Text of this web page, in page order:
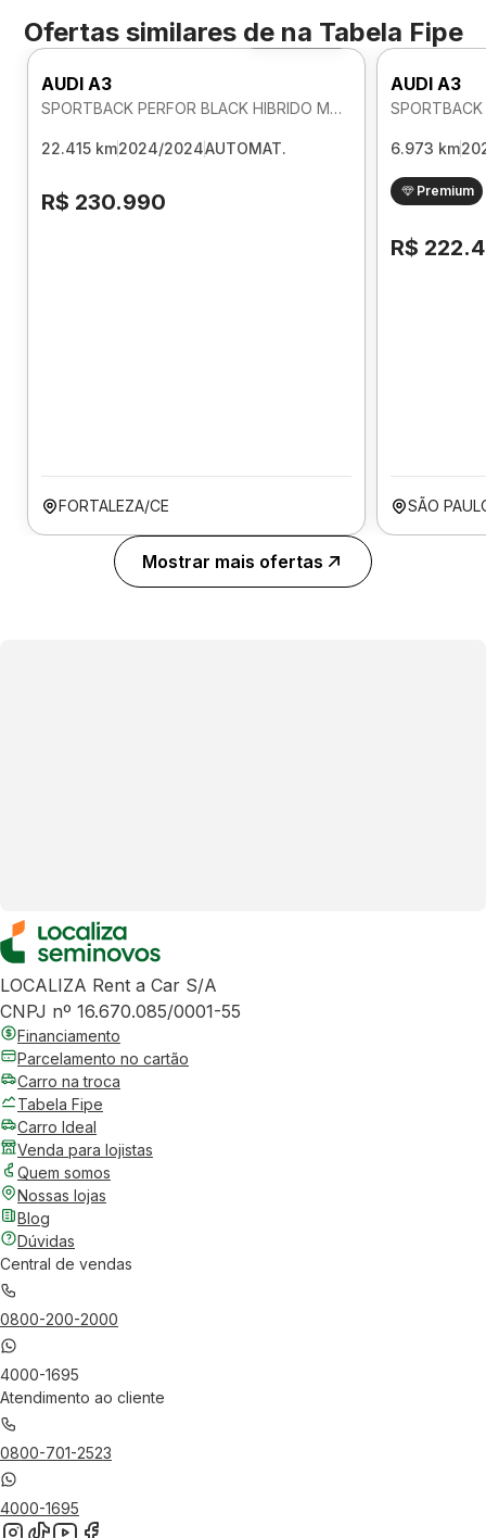
Ofertas similares de na Tabela Fipe
Foto 360º
AUDI A3
SPORTBACK PERFOR BLACK HIBRIDO MHEV 2.0 AUTOMATICO
22.415 km2024/2024AUTOMAT.
R$ 230.990
FORTALEZA/CE
AUDI A3
6.973 km
Premium
R$
SÃO
Mostrar mais ofertas
LOCALIZA Rent a Car S/A
CNPJ nº 16.670.085/0001-55
Financiamento
Parcelamento no cartão
Carro na troca
Tabela Fipe
Carro Ideal
Venda para lojistas
Quem somos
Nossas lojas
Blog
Dúvidas
Central de vendas
0800-200-2000
4000-1695
Atendimento ao cliente
0800-701-2523
4000-1695